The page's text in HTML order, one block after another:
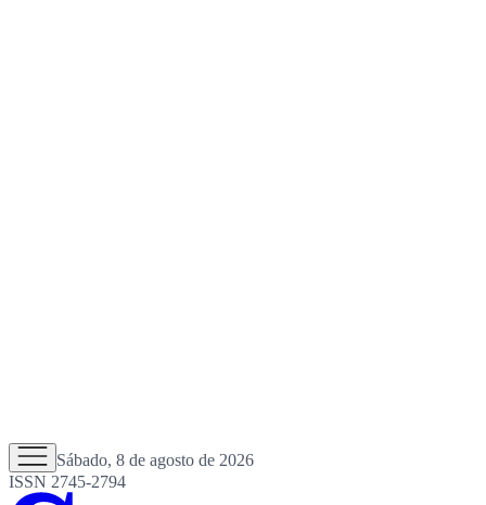
Sábado, 8 de agosto de 2026
ISSN 2745-2794